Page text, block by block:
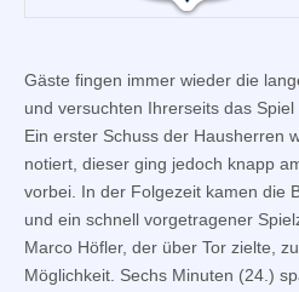
Gäste fingen immer wieder die
und versuchten Ihrerseits das
Ein erster Schuss der Hausherren
notiert, dieser ging jedoch knapp
vorbei. In der Folgezeit kamen die
und ein schnell vorgetragener
Marco Höfler, der über Tor zielte,
Möglichkeit. Sechs Minuten (24.)